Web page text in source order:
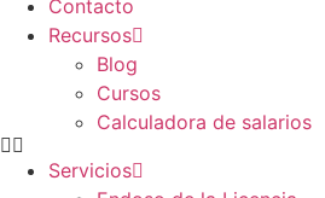
Contacto
Recursos
Blog
Cursos
Calculadora de salarios
Servicios